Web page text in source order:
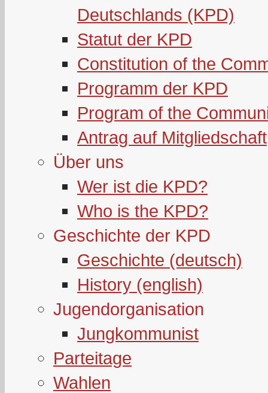
Deutschlands (KPD)
Statut der KPD
Constitution of the
Programm der KPD
Program of the
Antrag auf Mitgliedschaft
Über uns
Wer ist die KPD?
Who is the KPD?
Geschichte der KPD
Geschichte (deutsch)
History (english)
Jugendorganisation
Jungkommunist
Parteitage
Wahlen